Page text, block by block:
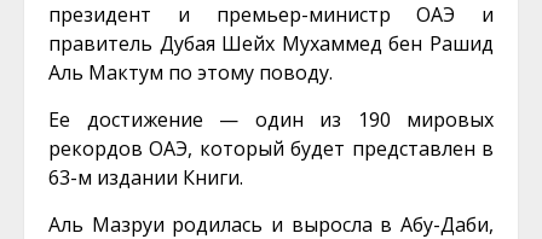
президент и премьер-министр ОАЭ и
правитель Дубая Шейх Мухаммед бен Рашид
Аль Мактум по этому поводу.
Ее достижение — один из 190 мировых
рекордов ОАЭ, который будет представлен в
63-м издании Книги.
Аль Мазруи родилась и выросла в Абу-Даби,